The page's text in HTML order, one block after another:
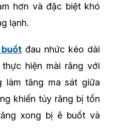
hơn và đặc biệt khó
lạnh.
đau nhức kéo dài
hiện mài răng với
làm tăng ma sát giữa
khiến tủy răng bị tổn
xong bị ê buốt và